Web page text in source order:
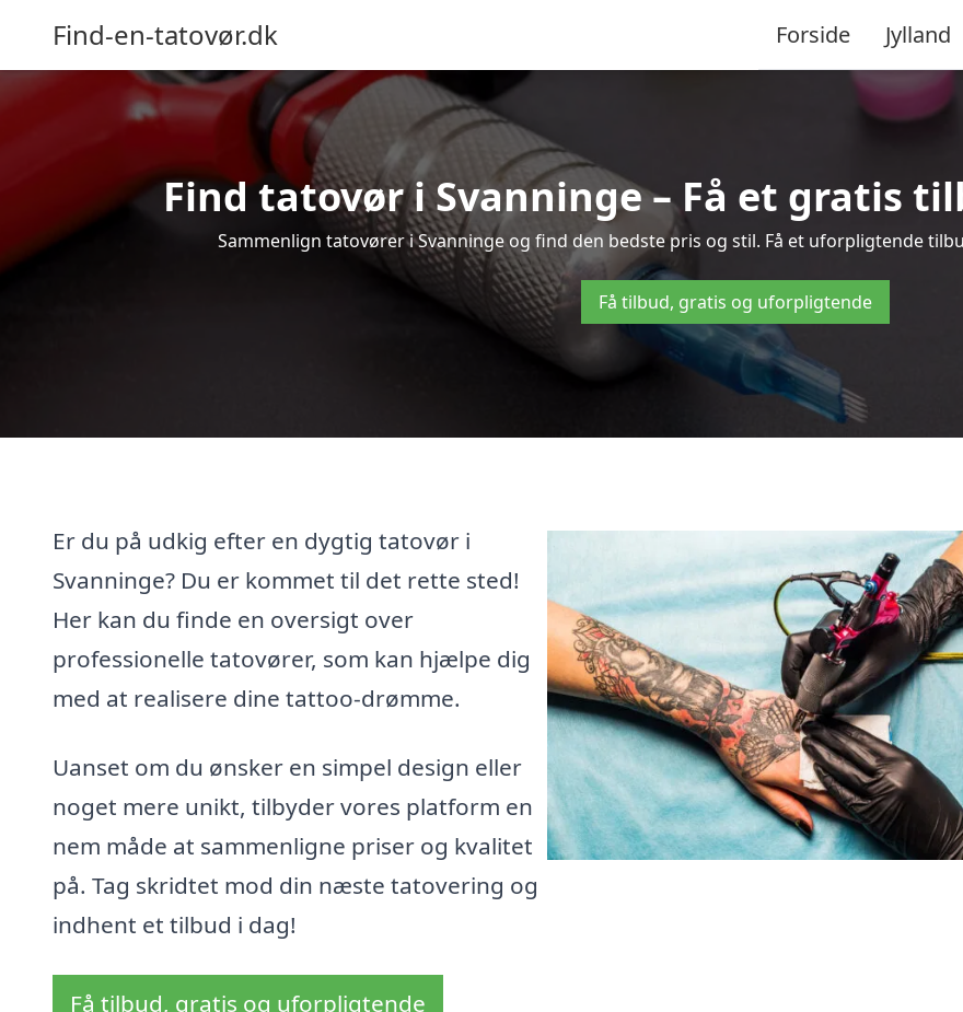
Find-en-tatovør.dk Forside Jylland
Find tatovør i Svanninge – Få et gratis
Sammenlign tatovører i Svanninge og find den bedste pris og stil. Få et uforpligtende
Få tilbud, gratis og uforpligtende
Er du på udkig efter en dygtig tatovør i
Svanninge? Du er kommet til det rette sted!
Her kan du finde en oversigt over
professionelle tatovører, som kan hjælpe dig
med at realisere dine tattoo-drømme.
Uanset om du ønsker en simpel design eller
noget mere unikt, tilbyder vores platform en
nem måde at sammenligne priser og kvalitet
på. Tag skridtet mod din næste tatovering og
indhent et tilbud i dag!
Få tilbud, gratis og uforpligtende